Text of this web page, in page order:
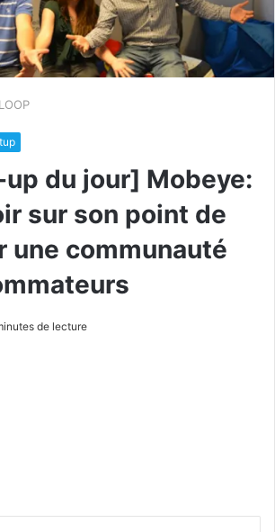
du jour] Mobeye:
sur son point de
une communauté
de lecture